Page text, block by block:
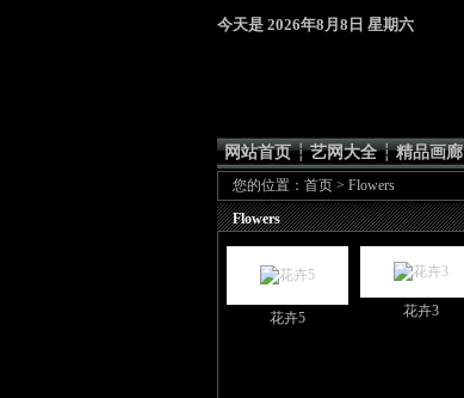
今天是 2026年8月8日 星期六
网站首页 ┆ 艺网大全 ┆ 精品画廊
您的位置： 首页 > Flowers
Flowers
花卉5 花卉3